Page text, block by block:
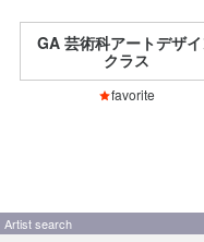
GA 芸術科アートデザ
クラス
favorite
Artist search